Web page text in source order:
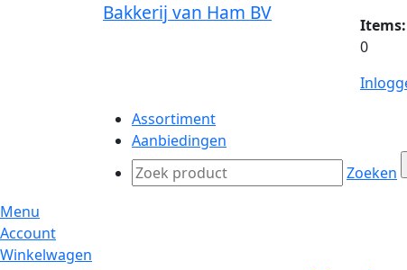
Bakkerij van Ham BV
Items:
0
Assortiment
Aanbiedingen
Zoeken
Menu
Account
Winkelwagen